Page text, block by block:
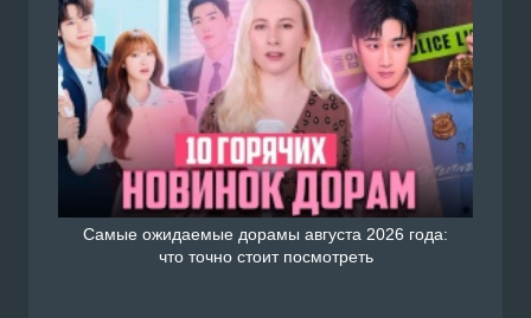
Самые ожидаемые дорамы августа 2026 года:
что точно стоит посмотреть